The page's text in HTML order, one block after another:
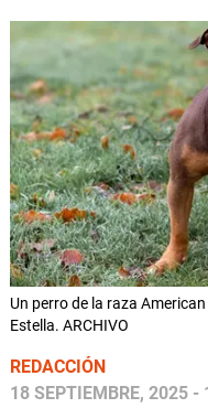
Un perro de la raza
Estella. ARCHIVO
REDACCIÓN
18 SEPTIEMBRE, 2025 -